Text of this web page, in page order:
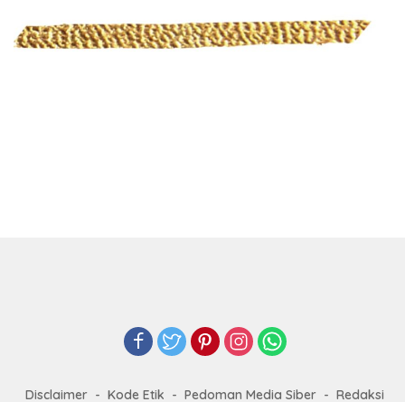
Disclaimer Kode Etik Pedoman Media Siber Redaksi